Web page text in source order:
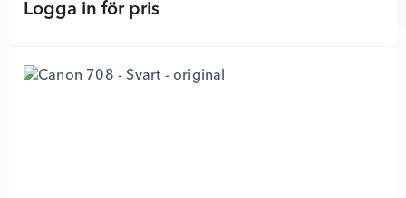
Logga in för prisSvart - kompatibel - 2102722 -